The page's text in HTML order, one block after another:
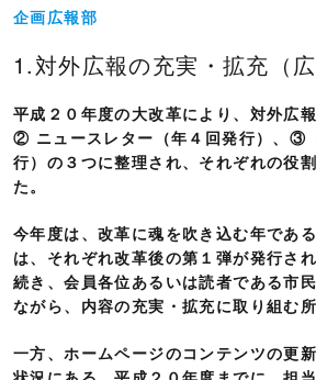
企画広報部
1.対外広報の充実・拡充（広
平成２０年度の大改革により、対外広
② ニュースレター（年４回発行）、③
行）の３つに整理され、それぞれの役
た。
今年度は、改革に魂を吹き込む年であ
は、それぞれ改革後の第１弾が発行さ
続き、会員各位あるいは読者である市
ながら、内容の充実・拡充に取り組む所
一方、ホームページのコンテンツの更